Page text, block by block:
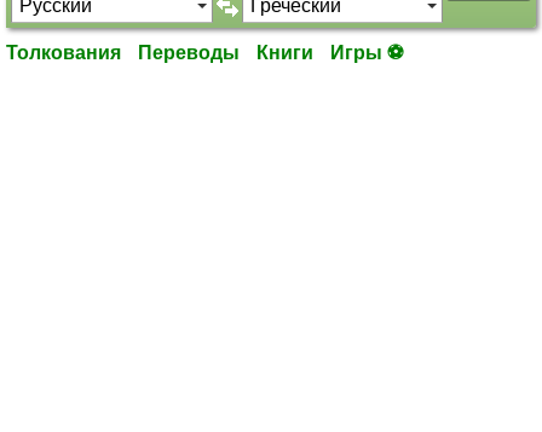
Толкования Переводы Книги Игры ⚽